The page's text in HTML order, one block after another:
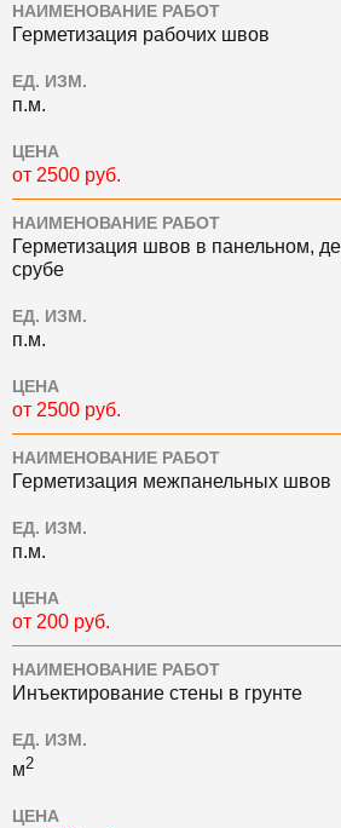
НАИМЕНОВАНИЕ РАБОТ
Герметизация рабочих швов
ЕД. ИЗМ.
п.м.
ЦЕНА
от 2500 руб.
НАИМЕНОВАНИЕ РАБОТ
Герметизация швов в панельном,
срубе
ЕД. ИЗМ.
п.м.
ЦЕНА
от 2500 руб.
НАИМЕНОВАНИЕ РАБОТ
Герметизация межпанельных швов
ЕД. ИЗМ.
п.м.
ЦЕНА
от 200 руб.
НАИМЕНОВАНИЕ РАБОТ
Инъектирование стены в грунте
ЕД. ИЗМ.
м2
ЦЕНА